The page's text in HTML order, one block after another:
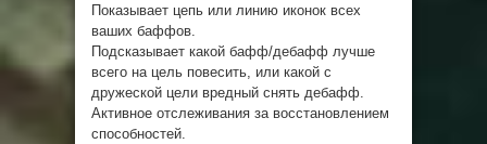
Показывает цепь или линию иконок всех
ваших баффов.
Подсказывает какой бафф/дебафф лучше
всего на цель повесить, или какой с
дружеской цели вредный снять дебафф.
Активное отслеживания за восстановлением
способностей.